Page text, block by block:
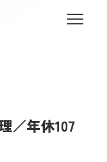
仕事探し Careee
／年休107